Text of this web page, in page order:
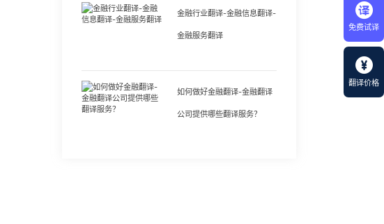
免费试译
翻译价格
金融行业翻译-金融信息翻译-
金融服务翻译
如何做好金融翻译-金融翻译
公司提供哪些翻译服务？